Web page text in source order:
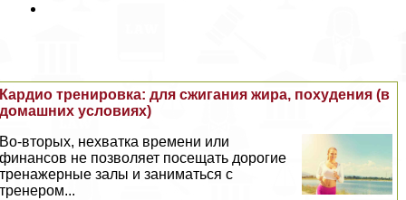
Кардио тренировка: для сжигания жира, похудения (в
домашних условиях)
Во-вторых, нехватка времени или
финансов не позволяет посещать дорогие
тренажерные залы и заниматься с
тренером...